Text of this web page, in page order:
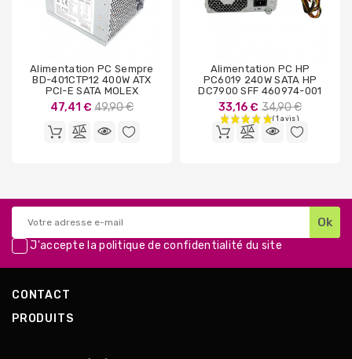
Alimentation PC Sempre
BD-401CTP12 400W ATX
PCI-E SATA MOLEX
47,41 € Prix
base
49,90 €
Alimentation PC HP
PC6019 240W SATA HP
DC7900 SFF 460974-001
33,16 € Prix
de
base
34,90 €
J'accepte lapolitique de confidentialité du site
CONTACT
PRODUITS